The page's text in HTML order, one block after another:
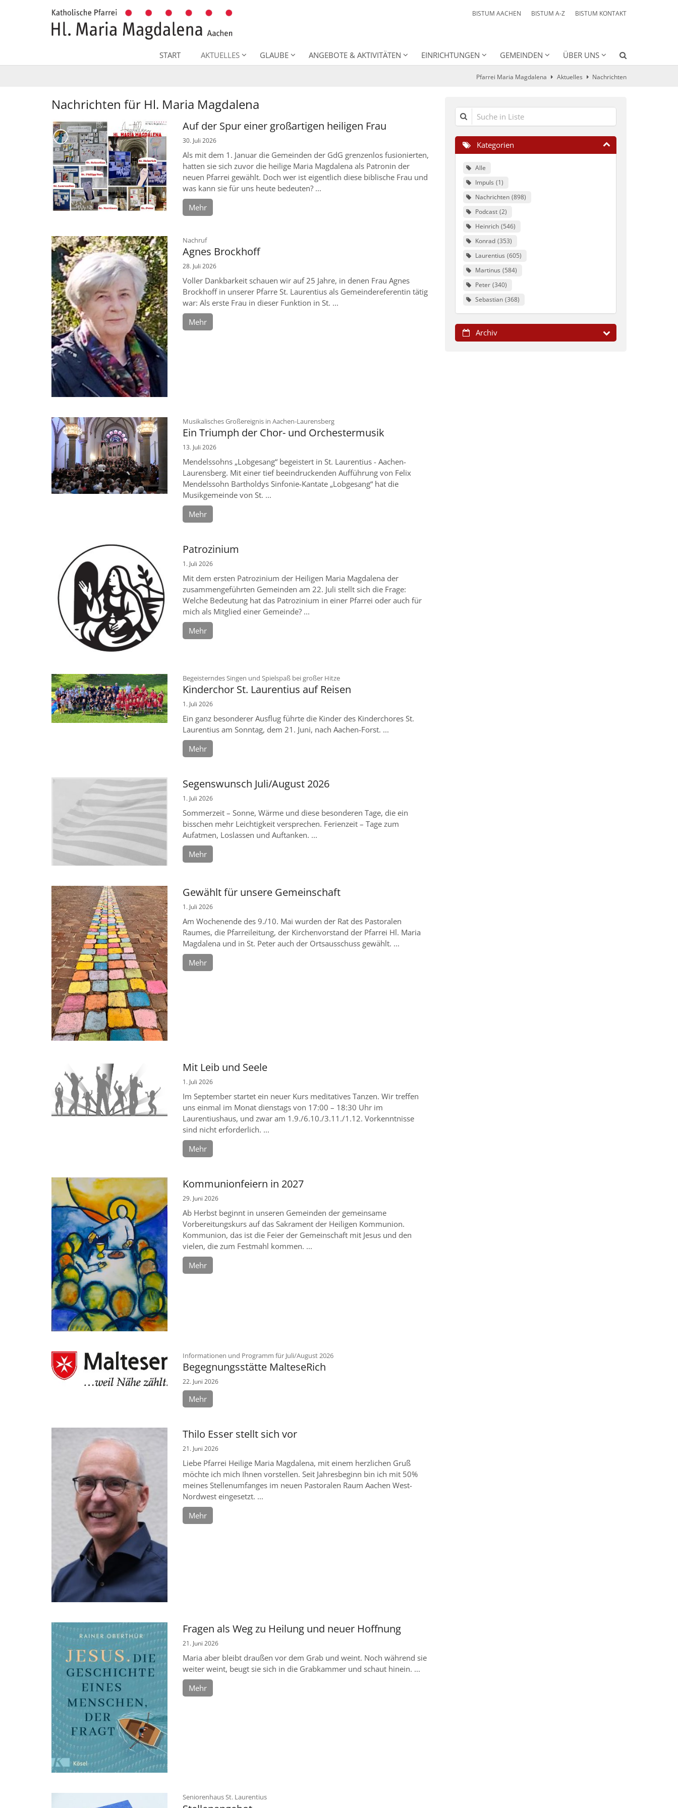
BISTUM AACHEN BISTUM A-Z BISTUM KONTAKT
START AKTUELLES GLAUBE ANGEBOTE & AKTIVITÄTEN EINRICHTUNGEN GEMEINDEN ÜBER UNS
Pfarrei Maria Magdalena Aktuelles Nachrichten
Nachrichten für Hl. Maria Magdalena
Auf der Spur einer großartigen heiligen Frau
30. Juli 2026
Als mit dem 1. Januar die Gemeinden der GdG grenzenlos fusionierten,
hatten sie sich zuvor die heilige Maria Magdalena als Patronin der
neuen Pfarrei gewählt. Doch wer ist eigentlich diese biblische Frau und
was kann sie für uns heute bedeuten? ...
Mehr
Nachruf:
Agnes Brockhoff
28. Juli 2026
Voller Dankbarkeit schauen wir auf 25 Jahre, in denen Frau Agnes
Brockhoff in unserer Pfarre St. Laurentius als Gemeindereferentin tätig
war: Als erste Frau in dieser Funktion in St. ...
Mehr
Musikalisches Großereignis in Aachen-Laurensberg:
Ein Triumph der Chor- und Orchestermusik
13. Juli 2026
Mendelssohns „Lobgesang“ begeistert in St. Laurentius - Aachen-
Laurensberg. Mit einer tief beeindruckenden Aufführung von Felix
Mendelssohn Bartholdys Sinfonie-Kantate „Lobgesang“ hat die
Musikgemeinde von St. ...
Mehr
Patrozinium
1. Juli 2026
Mit dem ersten Patrozinium der Heiligen Maria Magdalena der
zusammengeführten Gemeinden am 22. Juli stellt sich die Frage:
Welche Bedeutung hat das Patrozinium in einer Pfarrei oder auch für
mich als Mitglied einer Gemeinde? ...
Mehr
Begeisterndes Singen und Spielspaß bei großer Hitze:
Kinderchor St. Laurentius auf Reisen
1. Juli 2026
Ein ganz besonderer Ausflug führte die Kinder des Kinderchores St.
Laurentius am Sonntag, dem 21. Juni, nach Aachen-Forst. ...
Mehr
Segenswunsch Juli/August 2026
1. Juli 2026
Sommerzeit – Sonne, Wärme und diese besonderen Tage, die ein
bisschen mehr Leichtigkeit versprechen. Ferienzeit – Tage zum
Aufatmen, Loslassen und Auftanken. ...
Mehr
Gewählt für unsere Gemeinschaft
1. Juli 2026
Am Wochenende des 9./10. Mai wurden der Rat des Pastoralen
Raumes, die Pfarreileitung, der Kirchenvorstand der Pfarrei Hl. Maria
Magdalena und in St. Peter auch der Ortsausschuss gewählt. ...
Mehr
Mit Leib und Seele
1. Juli 2026
Im September startet ein neuer Kurs meditatives Tanzen. Wir treffen
uns einmal im Monat dienstags von 17:00 – 18:30 Uhr im
Laurentiushaus, und zwar am 1.9./6.10./3.11./1.12. Vorkenntnisse
sind nicht erforderlich. ...
Mehr
Kommunionfeiern in 2027
29. Juni 2026
Ab Herbst beginnt in unseren Gemeinden der gemeinsame
Vorbereitungskurs auf das Sakrament der Heiligen Kommunion.
Kommunion, das ist die Feier der Gemeinschaft mit Jesus und den
vielen, die zum Festmahl kommen. ...
Mehr
Informationen und Programm für Juli/August 2026:
Begegnungsstätte MalteseRich
22. Juni 2026
Mehr
Thilo Esser stellt sich vor
21. Juni 2026
Liebe Pfarrei Heilige Maria Magdalena, mit einem herzlichen Gruß
möchte ich mich Ihnen vorstellen. Seit Jahresbeginn bin ich mit 50%
meines Stellenumfanges im neuen Pastoralen Raum Aachen West-
Nordwest eingesetzt. ...
Mehr
Fragen als Weg zu Heilung und neuer Hoffnung
21. Juni 2026
Maria aber bleibt draußen vor dem Grab und weint. Noch während sie
weiter weint, beugt sie sich in die Grabkammer und schaut hinein. ...
Mehr
Seniorenhaus St. Laurentius:
Suche in Liste
Kategorien
Alle
Impuls 1
Nachrichten 898
Podcast 2
Heinrich 546
Konrad 353
Laurentius 605
Martinus 584
Peter 340
Sebastian 368
Archiv